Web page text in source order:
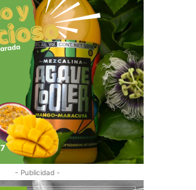
- Publicidad -